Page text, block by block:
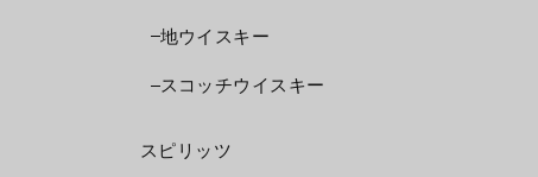
地ウイスキー
スコッチウイスキー
スピリッツ